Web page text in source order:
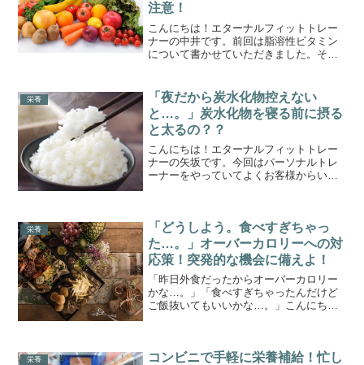
注意！
こんにちは！エターナルフィットトレー
ナーの中井です。前回は脂溶性ビタミン
について書かせていただきました。その
います！ただ、種類が多いので、前編、
後編に分けて紹介していき...
栄養
「夜だから炭水化物控えない
と…。」炭水化物を寝る前に摂る
と太るの？？
こんにちは！エターナルフィットトレー
ナーの矢坂です。今回はパーソナルトレ
ーナーをやっていてよくお客様からいた
水化物を摂ったからといっ...
栄養
「どうしよう。食べすぎちゃっ
た…。」オーバーカロリーへの対
応策！突発的な機会に備えよ！
「昨日外食だったからオーバーカロリー
かな…。」「食べすぎちゃったんだけど
ご飯抜いてもいいかな…。」こんにち
ンダーカロリー」の状態を維...
栄養
コンビニで手軽に栄養補給！忙し